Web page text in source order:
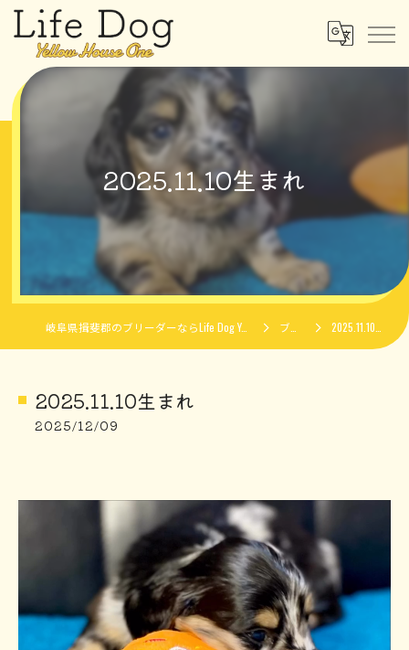
2025.11.10生まれ
岐阜県揖斐郡のブリーダーならLife Dog Yellow House One ブログ 2025.11.10生まれ
2025.11.10生まれ
2025/12/09